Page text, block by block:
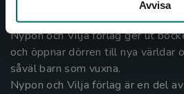
Avvisa
Nypon och Vilja förlag ger ut
och öppnar dörren till nya världar
såväl barn som vuxna.
Nypon och Vilja förlag är en del